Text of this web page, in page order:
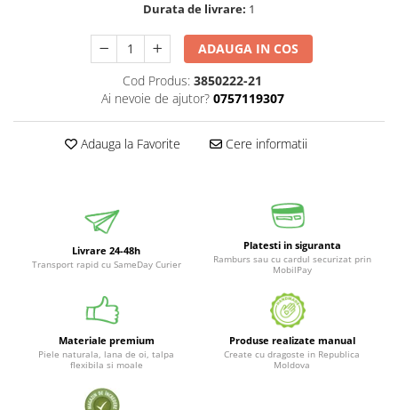
Durata de livrare: 1
ADAUGA IN COS
Cod Produs: 3850222-21
Ai nevoie de ajutor? 0757119307
Adauga la Favorite Cere informatii
Livrare 24-48h
Transport rapid cu SameDay Curier
Platesti in siguranta
Ramburs sau cu cardul securizat prin
MobilPay
Materiale premium
Piele naturala, lana de oi, talpa
flexibila si moale
Produse realizate manual
Create cu dragoste in Republica
Moldova